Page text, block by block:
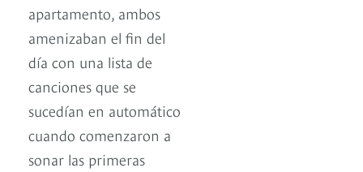
apartamento, ambos
amenizaban el fin del
día con una lista de
canciones que se
sucedían en automático
cuando comenzaron a
sonar las primeras